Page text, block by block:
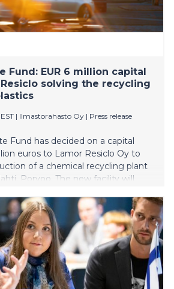
one of Lamor’s strategic targets for
2023-2025. Finding a solution to
is crucial for tackling climate
towards a circular economy.
for more than three percent
and th
Fund: EUR 6 million capital
solving the recycling
| Ilmastorahasto Oy | Press release
Fund has decided on a capital
euros to Lamor Resiclo Oy to
of a chemical recycling plant
Porvoo. The new facility will
having to dispose of them by
The investment opens the door
recycling to its portfolio of